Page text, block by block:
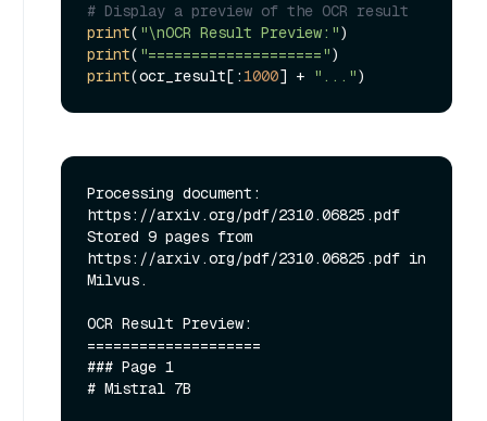
# Display a preview of the OCR result
print( "\nOCR Result Preview:"
print( "===================="
print(ocr_result[:1000] + "..."
Processing document:
https://arxiv.org/pdf/2310.06825.pdf
Stored 9 pages from
https://arxiv.org/pdf/2310.06825.pdf in
Milvus.
OCR Result Preview:
====================
### Page 1
# Mistral 7B